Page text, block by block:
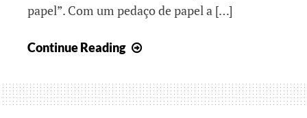
papel”. Com um pedaço de papel a […]
Continue Reading
fazem
a